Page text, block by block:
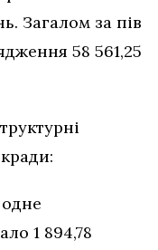
Загалом за пів
58 561,25
1 894,78